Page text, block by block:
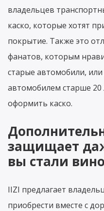
владельцев
каско, которые хотят
покрытие. Также это
фанатов, которым
старые автомобили, или
автомобилем старше 20
оформить каско.
защищает
вы стали
IIZI предлагает
приобрести вместе с